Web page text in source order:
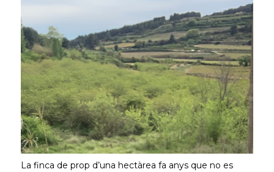
La finca de prop d’una hectàrea fa anys que no es